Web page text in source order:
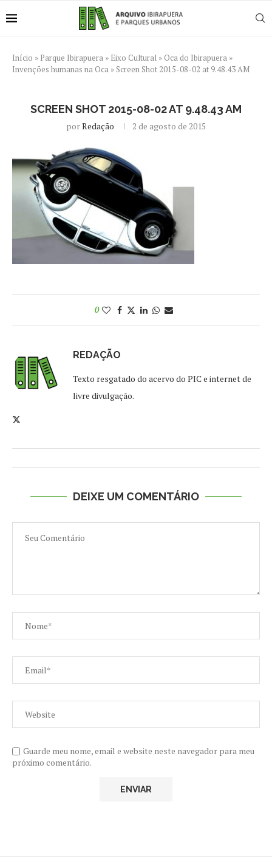
Início » Parque Ibirapuera » Eixo Cultural » Oca do Ibirapuera »
Invenções humanas na Oca » Screen Shot 2015-08-02 at 9.48.43 AM
SCREEN SHOT 2015-08-02 AT 9.48.43 AM
porRedação 2 de agosto de 2015
0
REDAÇÃO
Texto resgatado do acervo do PIC e internet de
livre divulgação.
DEIXE UM COMENTÁRIO
Guarde meu nome, email e website neste navegador para meu
próximo comentário.